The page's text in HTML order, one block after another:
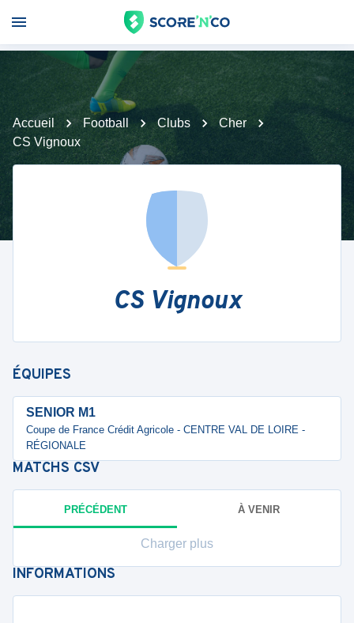
Accueil Football Clubs
Cher
CS Vignoux
CS Vignoux
ÉQUIPES
SENIOR M1
Coupe de France Crédit Agricole - CENTRE VAL DE LOIRE -
RÉGIONALE
MATCHS CSV
PRÉCÉDENT À VENIR
Charger plus
INFORMATIONS